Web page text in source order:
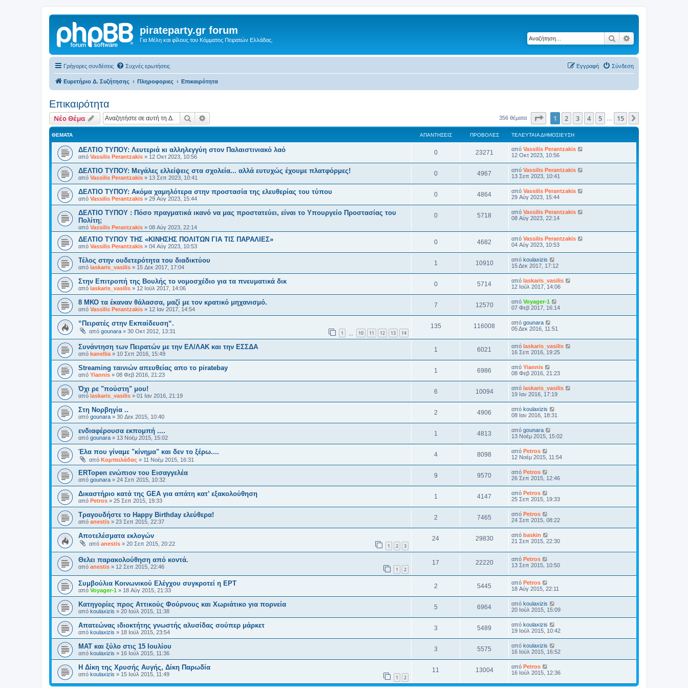
pirateparty.gr forum
Για Μέλη και φίλους του Κόμματος Πειρατών Ελλάδας. Αναζήτηση
Γρήγορες συνδέσεις Συχνές ερωτήσεις Σύνδεση
Εγγραφή
Ευρετήριο Δ. Συζήτησης Πληροφοριες Επικαιρότητα
Επικαιρότητα
Νέο Θέμα Αναζήτηση 356 θέματα Σελίδα1 από 15
1 2 3 4 5 15
ΘΈΜΑΤΑ ΑΠΑΝΤΉΣΕΙΣ ΠΡΟΒΟΛΈΣ ΤΕΛΕΥΤΑΊΑ ΔΗΜΟΣΊΕΥΣΗ
ΔΕΛΤΙΟ ΤΥΠΟΥ: Λευτεριά κι αλληλεγγύη στον Παλαιστινιακό λαό
από Vassilis Perantzakis » 12 Οκτ 2023, 10:56
0 23271 από Vassilis Perantzakis
12 Οκτ 2023, 10:56
ΔΕΛΤΙΟ ΤΥΠΟΥ: Μεγάλες ελλείψεις στα σχολεία... αλλά ευτυχώς έχουμε πλατφόρμες!
από Vassilis Perantzakis » 13 Σεπ 2023, 10:41
0 4967 από Vassilis Perantzakis
13 Σεπ 2023, 10:41
ΔΕΛΤΙΟ ΤΥΠΟΥ: Ακόμα χαμηλότερα στην προστασία της ελευθερίας του τύπου
από Vassilis Perantzakis » 29 Αύγ 2023, 15:44
0 4864 από Vassilis Perantzakis
29 Αύγ 2023, 15:44
ΔΕΛΤΙΟ ΤΥΠΟΥ : Πόσο πραγματικά ικανό να μας προστατεύει, είναι το Υπουργείο Προστασίας του
Πολίτη;
από Vassilis Perantzakis » 08 Αύγ 2023, 22:14
0 5718 από Vassilis Perantzakis
08 Αύγ 2023, 22:14
ΔΕΛΤΙΟ ΤΥΠΟΥ ΤΗΣ «ΚΙΝΗΣΗΣ ΠΟΛΙΤΩΝ ΓΙΑ ΤΙΣ ΠΑΡΑΛΙΕΣ»
από Vassilis Perantzakis » 04 Αύγ 2023, 10:53
0 4682 από Vassilis Perantzakis
04 Αύγ 2023, 10:53
Τέλος στην ουδετερότητα του διαδικτύου
από laskaris_vasilis » 15 Δεκ 2017, 17:04
1 10910 από koulaxizis
15 Δεκ 2017, 17:12
Στην Επιτροπή της Βουλής το νομοσχέδιο για τα πνευματικά δικ
από laskaris_vasilis » 12 Ιούλ 2017, 14:06
0 5714 από laskaris_vasilis
12 Ιούλ 2017, 14:06
8 ΜΚΟ τα έκαναν θάλασσα, μαζί με τον κρατικό μηχανισμό.
από Vassilis Perantzakis » 12 Ιαν 2017, 14:54
7 12570 από Voyager-1
07 Φεβ 2017, 16:14
“Πειρατές στην Εκπαίδευση“.
από gounara » 30 Οκτ 2012, 13:31 1 10 11 12 13 14
135 116008 από gounara
05 Δεκ 2016, 11:51
Συνάντηση των Πειρατών με την ΕΛ/ΛΑΚ και την ΕΣΣΔΑ
από kanellia » 10 Σεπ 2016, 15:49
1 6021 από laskaris_vasilis
16 Σεπ 2016, 19:25
Streaming ταινιών απευθείας απο το piratebay
από Yiannis » 08 Φεβ 2016, 21:23
1 6986 από Yiannis
08 Φεβ 2016, 21:23
Όχι ρε "πούστη" μου!
από laskaris_vasilis » 01 Ιαν 2016, 21:19
6 10094 από laskaris_vasilis
19 Ιαν 2016, 17:19
Στη Νορβηγία ..
από gounara » 30 Δεκ 2015, 10:40
2 4906 από koulaxizis
08 Ιαν 2016, 18:31
ενδιαφέρουσα εκπομπή ....
από gounara » 13 Νοέμ 2015, 15:02
1 4813 από gounara
13 Νοέμ 2015, 15:02
Έλα που γίναμε "κίνημα" και δεν το ξέρω....
από Κομπειλάδας » 11 Νοέμ 2015, 16:31
4 8098 από Petros
12 Νοέμ 2015, 11:54
ERTopen ενώπιον του Εισαγγελέα
από gounara » 24 Σεπ 2015, 10:32
9 9570 από Petros
26 Σεπ 2015, 12:46
Δικαστήριο κατά της GEA για απάτη κατ’ εξακολούθηση
από Petros » 25 Σεπ 2015, 19:33
1 4147 από Petros
25 Σεπ 2015, 19:33
Τραγουδήστε το Happy Birthday ελεύθερα!
από anestis » 23 Σεπ 2015, 22:37
2 7465 από Petros
24 Σεπ 2015, 08:22
Αποτελέσματα εκλογών
από anestis » 20 Σεπ 2015, 20:22 1 2 3
24 29830 από baskin
21 Σεπ 2015, 22:30
Θελει παρακολούθηση από κοντά.
από anestis » 12 Σεπ 2015, 22:46 1 2
17 22220 από Petros
13 Σεπ 2015, 10:50
Συμβούλια Κοινωνικού Ελέγχου συγκροτεί η ΕΡΤ
από Voyager-1 » 18 Αύγ 2015, 21:33
2 5445 από Petros
18 Αύγ 2015, 22:11
Κατηγορίες προς Αττικούς Φούρνους και Χωριάτικο για πορνεία
από koulaxizis » 20 Ιούλ 2015, 11:38
5 6964 από koulaxizis
20 Ιούλ 2015, 15:09
Απατεώνας ιδιοκτήτης γνωστής αλυσίδας σούπερ μάρκετ
από koulaxizis » 18 Ιούλ 2015, 23:54
3 5489 από koulaxizis
19 Ιούλ 2015, 10:42
ΜΑΤ και ξύλο στις 15 Ιουλίου
από koulaxizis » 16 Ιούλ 2015, 11:36
3 5575 από koulaxizis
16 Ιούλ 2015, 16:52
Η Δίκη της Χρυσής Αυγής, Δίκη Παρωδία
από koulaxizis » 15 Ιούλ 2015, 11:49 1 2
11 13004 από Petros
16 Ιούλ 2015, 12:36